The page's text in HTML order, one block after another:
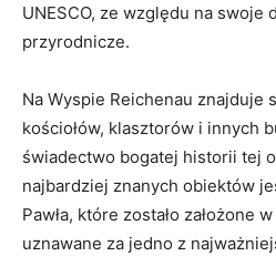
UNESCO, ze względu na
przyrodnicze.
Na Wyspie Reichenau znajduje
kościołów, klasztorów i innych
świadectwo bogatej historii tej
najbardziej znanych obiektów
Pawła, które zostało założone
uznawane za jedno z